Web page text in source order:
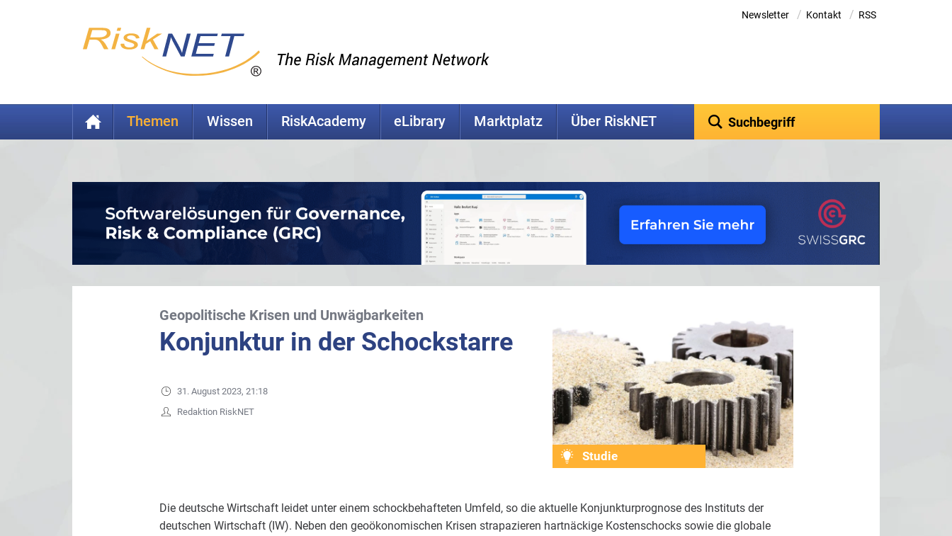
Newsletter / Kontakt / RSS
Themen Wissen RiskAcademy eLibrary Marktplatz Über RiskNET
Geopolitische Krisen und Unwägbarkeiten
Konjunktur in der Schockstarre
31. August 2023, 21:18
Redaktion RiskNET
Studie
Die deutsche Wirtschaft leidet unter einem schockbehafteten Umfeld, so die aktuelle Konjunkturprognose des Instituts der
deutschen Wirtschaft (IW). Neben den geoökonomischen Krisen strapazieren hartnäckige Kostenschocks sowie die globale